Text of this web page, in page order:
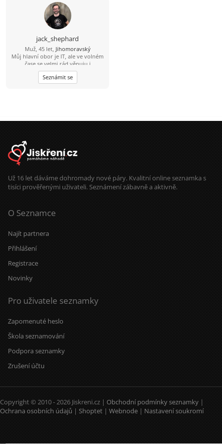
jack_shephard
Muž, 45 let, Jihomoravský
Můj hlavní obor je IT, ale ve volném
čase se velmi rád věnuju i
humanitnějším věcem. Čas od času si
rád zasportuju či zahraju na kytaru.
Hledám někoho sympatického s
Seznámit se
Už 16 let dáváme dohromady nové páry. Kvalitní online seznamka s
tisíci prověřenými uživateli. Seznámení zábavně a aktivně.
O Seznamce
Najít partnera
Přihlášení
Registrace
Novinky
Pro uživatele seznamky
Zapomenuté heslo
Škola seznamování
Podpora seznamky
Zrušení účtu
Copyright © 2010 - 2026 Jiskreni.cz | Obchodní podmínky seznamky |
Ochrana osobních údajů | Shoptet | Webnode | Nastavení soukromí